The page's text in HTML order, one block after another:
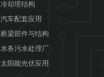
冷却塔结构
汽车配套应用
桥梁部件与结构
水务污水处理厂
太阳能光伏应用